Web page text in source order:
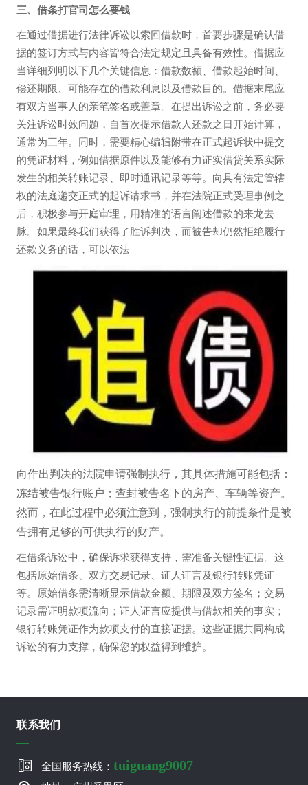
三、借条打官司怎么要钱
在通过借据进行法律诉讼以索回借款时，首要步骤是确认借
据的签订方式与内容皆符合法定规定且具备有效性。借据应
当详细列明以下几个关键信息：借款数额、借款起始时间、
偿还期限、可能存在的借款利息以及借款目的。借据末尾应
有双方当事人的亲笔签名或盖章。在提出诉讼之前，务必要
关注诉讼时效问题，自首次提示借款人还款之日开始计算，
通常为三年。同时，需要精心编辑附带在正式起诉状中提交
的凭证材料，例如借据原件以及能够有力证实借贷关系实际
发生的相关转账记录、即时通讯记录等等。向具有法定管辖
权的法庭递交正式的起诉请求书，并在法院正式受理事例之
后，积极参与开庭审理，用精准的语言阐述借款的来龙去
脉。如果最终我们获得了胜诉判决，而被告却仍然拒绝履行
还款义务的话，可以依法
向作出判决的法院申请强制执行，其具体措施可能包括：
冻结被告银行账户；查封被告名下的房产、车辆等资产。
然而，在此过程中必须注意到，强制执行的前提条件是被
告拥有足够的可供执行的财产。
在借条诉讼中，确保诉求获得支持，需准备关键性证据。这
包括原始借条、双方交易记录、证人证言及银行转账凭证
等。原始借条需清晰显示借款金额、期限及双方签名；交易
记录需证明款项流向；证人证言应提供与借款相关的事实；
银行转账凭证作为款项支付的直接证据。这些证据共同构成
诉讼的有力支撑，确保您的权益得到维护。
联系我们
全国服务热线： tuiguang9007